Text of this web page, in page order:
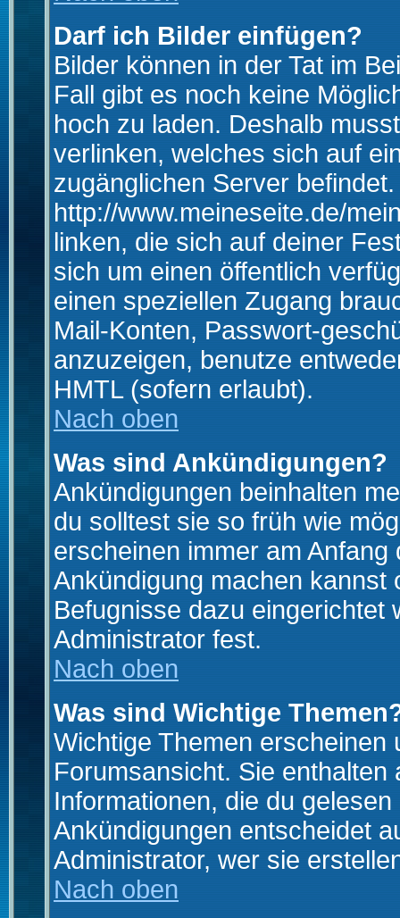
Darf ich Bilder einfügen?
Bilder können in der Tat im
Fall gibt es noch keine
hoch zu laden. Deshalb
verlinken, welches sich auf
zugänglichen Server
http://www.meineseite.de/
linken, die sich auf deiner
sich um einen öffentlich
einen speziellen Zugang
Mail-Konten, Passwort-
anzuzeigen, benutze
HMTL (sofern erlaubt).
Nach oben
Was sind Ankündigungen?
Ankündigungen beinhalten
du solltest sie so früh wie
erscheinen immer am
Ankündigung machen kannst
Befugnisse dazu eingerichtet
Administrator fest.
Nach oben
Was sind Wichtige
Wichtige Themen erscheinen
Forumsansicht. Sie
Informationen, die du
Ankündigungen entscheidet
Administrator, wer sie
Nach oben